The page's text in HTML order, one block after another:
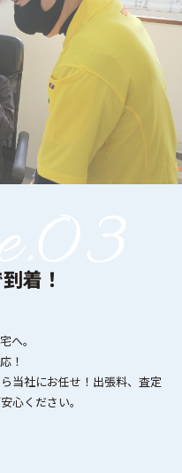
着！
へ。
！
当社にお任せ！出張料、査定
心ください。